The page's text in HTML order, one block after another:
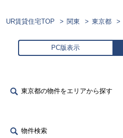
UR賃貸住宅TOP 関東 東京都
PC版表示
東京都の物件をエリアから探す
物件検索